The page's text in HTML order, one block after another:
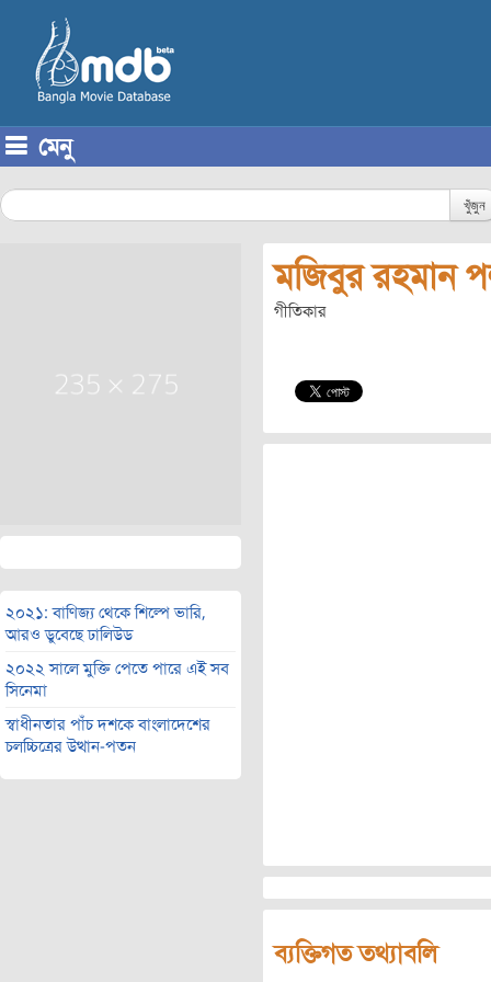
মেনু
খুঁজুন
২০২১: বাণিজ্য থেকে শিল্পে ভারি,
আরও ডুবেছে ঢালিউড
২০২২ সালে মুক্তি পেতে পারে এই সব
সিনেমা
স্বাধীনতার পাঁচ দশকে বাংলাদেশের
চলচ্চিত্রের উত্থান-পতন
মজিবুর রহমান
গীতিকার
ব্যক্তিগত তথ্যাবলি